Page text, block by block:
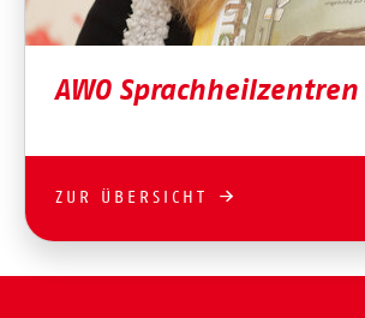
AWO Sprachheilzentren
ZUR ÜBERSICHT